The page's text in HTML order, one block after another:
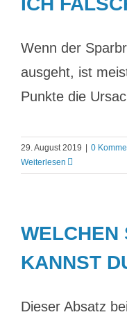
Wenn der
ausgeht, ist
Punkte die
29. August 2019
0
Weiterlesen
WELCHEN
KANNST
Dieser Absatz